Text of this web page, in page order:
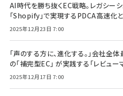
AI時代を勝ち抜くEC戦略。レガシー
「Shopify」で実現するPDCA高速化
2025年12月23日 7:00
「声のする方に、進化する。」会社全
の「補完型EC」 が実践する「レビュー
2025年12月17日 7:00